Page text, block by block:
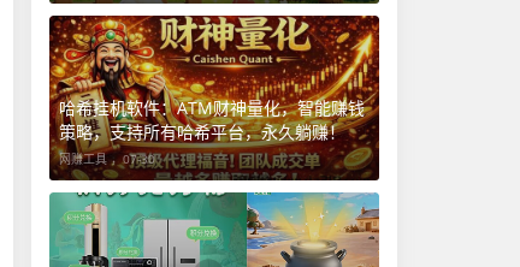
哈希挂机软件：ATM财神量化，智能赚钱
策略，支持所有哈希平台，永久躺赚！
网赚工具 ，07-30